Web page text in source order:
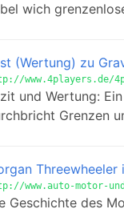
wich
(Wertung) zu
www.4players.de/
und Wertung:
Grenzen
www.auto-motor-
Geschichte des